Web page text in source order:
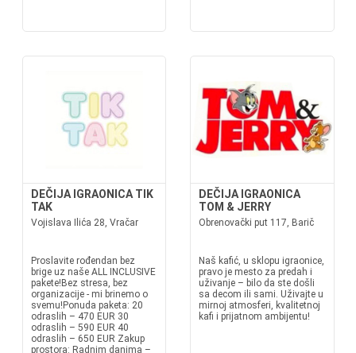
DEČIJA IGRAONICA TIK
TAK
Vojislava Ilića 28, Vračar
Proslavite rođendan bez
brige uz naše ALL INCLUSIVE
pakete!Bez stresa, bez
organizacije - mi brinemo o
svemu!Ponuda paketa: 20
odraslih – 470 EUR 30
odraslih – 590 EUR 40
odraslih – 650 EUR Zakup
prostora: Radnim danima –
DEČIJA IGRAONICA
TOM & JERRY
Obrenovački put 117, Barič
Naš kafić, u sklopu igraonice,
pravo je mesto za predah i
uživanje – bilo da ste došli
sa decom ili sami. Uživajte u
mirnoj atmosferi, kvalitetnoj
kafi i prijatnom ambijentu!